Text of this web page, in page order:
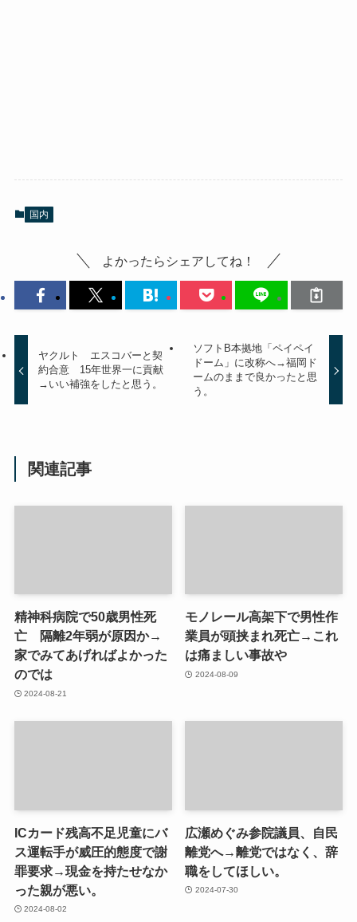
国内
よかったらシェアしてね！
ヤクルト エスコバーと契
約合意 15年世界一に貢献
→いい補強をしたと思う。
ソフトB本拠地「ペイペイ
ドーム」に改称へ→福岡ド
ームのままで良かったと思
う。
関連記事
精神科病院で50歳男性死
亡 隔離2年弱が原因か→
家でみてあげればよかった
のでは
2024-08-21
モノレール高架下で男性作
業員が頭挟まれ死亡→これ
は痛ましい事故や
2024-08-09
ICカード残高不足児童にバ
ス運転手が威圧的態度で謝
罪要求→現金を持たせなか
った親が悪い。
2024-08-02
広瀬めぐみ参院議員、自民
離党へ→離党ではなく、辞
職をしてほしい。
2024-07-30